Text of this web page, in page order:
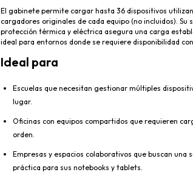
El gabinete permite cargar hasta 36 dispositivos
cargadores originales de cada equipo (no incluidos). Su
protección térmica y eléctrica asegura una carga
ideal para entornos donde se requiere disponibilidad
Ideal para
Escuelas que necesitan gestionar múltiples
lugar.
Oficinas con equipos compartidos que requieren
orden.
Empresas y espacios colaborativos que buscan una
práctica para sus notebooks y tablets.